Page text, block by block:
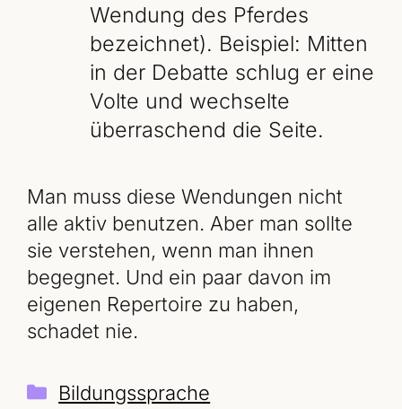
Wendung des Pferdes
bezeichnet). Beispiel: Mitten
in der Debatte schlug er eine
Volte und wechselte
überraschend die Seite.
Man muss diese Wendungen nicht
alle aktiv benutzen. Aber man sollte
sie verstehen, wenn man ihnen
begegnet. Und ein paar davon im
eigenen Repertoire zu haben,
schadet nie.
Kategorien
Bildungssprache